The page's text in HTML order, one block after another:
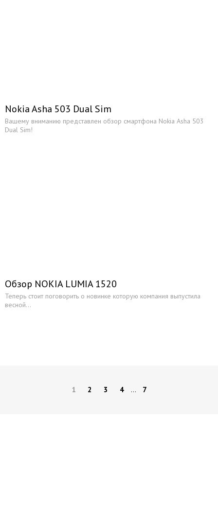
Nokia Asha 503 Dual Sim
Вашему вниманию представлен обзор смартфона Nokia Asha 503
Dual Sim!
Обзор NOKIA LUMIA 1520
Теперь стоит поговорить о новинке которую компания выпустила
весной...
1 2 3 4 … 7